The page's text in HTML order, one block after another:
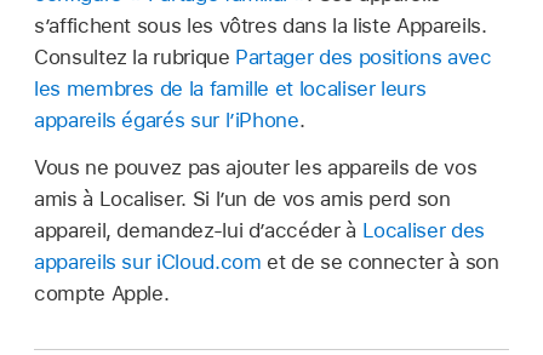
s’affichent sous les vôtres dans la liste Appareils.
Consultez la rubrique Partager des positions avec
les membres de la famille et localiser leurs
appareils égarés sur l’iPhone.
Vous ne pouvez pas ajouter les appareils de vos
amis à Localiser. Si l’un de vos amis perd son
appareil, demandez-lui d’accéder à Localiser des
appareils sur iCloud.com et de se connecter à son
compte Apple.